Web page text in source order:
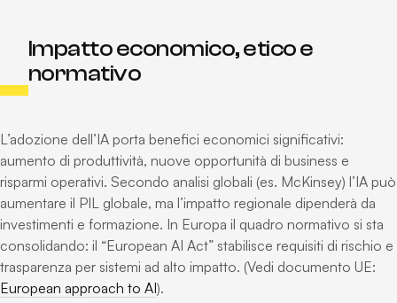
Impatto economico, etico e
normativo
L’adozione dell’IA porta benefici economici significativi:
aumento di produttività, nuove opportunità di business e
risparmi operativi. Secondo analisi globali (es. McKinsey) l’IA può
aumentare il PIL globale, ma l’impatto regionale dipenderà da
investimenti e formazione. In Europa il quadro normativo si sta
consolidando: il “European AI Act” stabilisce requisiti di rischio e
trasparenza per sistemi ad alto impatto. (Vedi documento UE:
European approach to AI).